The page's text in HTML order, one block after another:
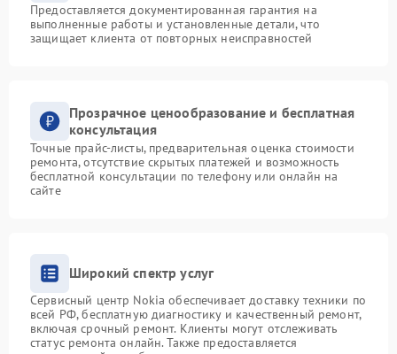
Предоставляется документированная гарантия на
выполненные работы и установленные детали, что
защищает клиента от повторных неисправностей
Прозрачное ценообразование и бесплатная
консультация
Точные прайс-листы, предварительная оценка стоимости
ремонта, отсутствие скрытых платежей и возможность
бесплатной консультации по телефону или онлайн на
сайте
Широкий спектр услуг
Сервисный центр Nokia обеспечивает доставку техники по
всей РФ, бесплатную диагностику и качественный ремонт,
включая срочный ремонт. Клиенты могут отслеживать
статус ремонта онлайн. Также предоставляется